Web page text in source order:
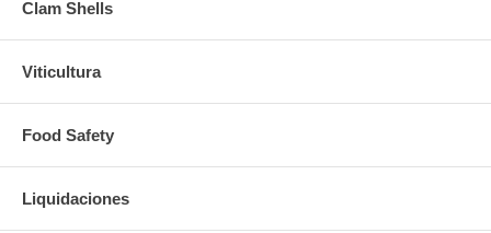
Clam Shells
Viticultura
Food Safety
Liquidaciones